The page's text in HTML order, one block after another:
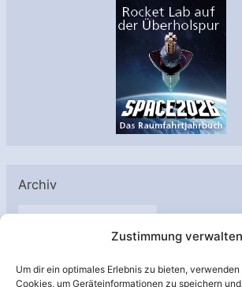
Zustimmung verwalten
Um dir ein optimales Erlebnis zu bieten,
Cookies, um Geräteinformationen zu speichern
Archiv
A
h